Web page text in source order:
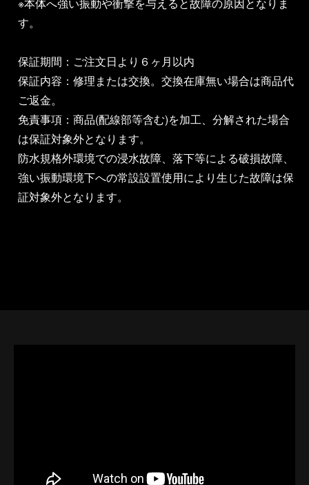
※本体へ強い振動や衝撃を与えると故障の原因となりま
す。
保証期間：ご注文日より６ヶ月以内
保証内容：修理または交換。交換在庫無い場合は商品代
ご返金。
免責事項：商品(配線部等含む)を加工、分解された場合
は保証対象外となります。
防水規格外環境での浸水故障、落下等による破損故障、
強い振動環境下への常設設置使用により生じた故障は保
証対象外となります。